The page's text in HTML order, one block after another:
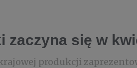
zaczyna się w
produkcji